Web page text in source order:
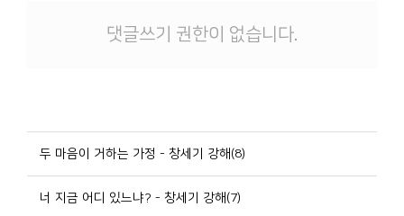
댓글쓰기 권한이 없습니다.
두 마음이 거하는 가정 - 창세기 강해(8)
너 지금 어디 있느냐? - 창세기 강해(7)